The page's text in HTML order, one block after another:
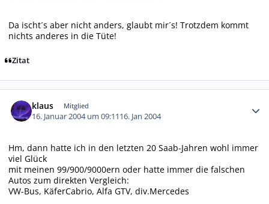
Da ischt´s aber nicht anders, glaubt mir´s! Trotzdem kommt
nichts anderes in die Tüte!
Zitat
klaus Mitglied
16. Januar 2004 um 09:1116. Jan 2004
Hm, dann hatte ich in den letzten 20 Saab-Jahren wohl immer
viel Glück
mit meinen 99/900/9000ern oder hatte immer die falschen
Autos zum direkten Vergleich:
VW-Bus, KäferCabrio, Alfa GTV, div.Mercedes